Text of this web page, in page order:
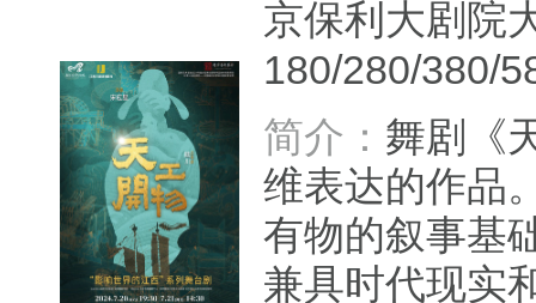
京保利大剧
180/280/380/
简介： 舞剧《
维表达的作品
有物的叙事基
兼具时代现实